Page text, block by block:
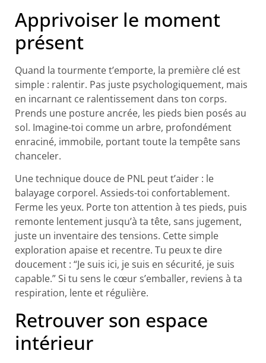
Apprivoiser le moment
présent
Quand la tourmente t’emporte, la première clé est
simple : ralentir. Pas juste psychologiquement, mais
en incarnant ce ralentissement dans ton corps.
Prends une posture ancrée, les pieds bien posés au
sol. Imagine-toi comme un arbre, profondément
enraciné, immobile, portant toute la tempête sans
chanceler.
Une technique douce de PNL peut t’aider : le
balayage corporel. Assieds-toi confortablement.
Ferme les yeux. Porte ton attention à tes pieds, puis
remonte lentement jusqu’à ta tête, sans jugement,
juste un inventaire des tensions. Cette simple
exploration apaise et recentre. Tu peux te dire
doucement : “Je suis ici, je suis en sécurité, je suis
capable.” Si tu sens le cœur s’emballer, reviens à ta
respiration, lente et régulière.
Retrouver son espace
intérieur